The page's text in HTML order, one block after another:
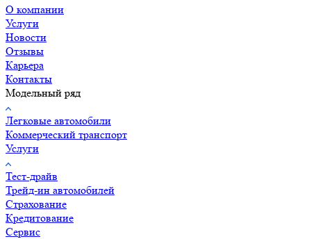
О компании
Услуги
Новости
Отзывы
Карьера
Контакты
Модельный ряд
Легковые автомобили
Коммерческий транспорт
Услуги
Тест-драйв
Трейд-ин автомобилей
Страхование
Кредитование
Сервис